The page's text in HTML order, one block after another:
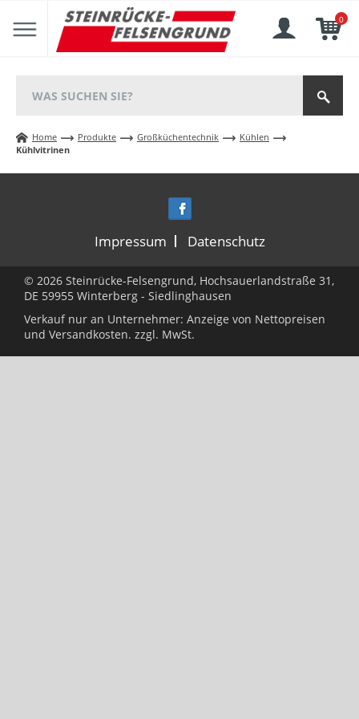
0
Home Produkte Großküchentechnik
Kühlen
Kühlvitrinen
Impressum Datenschutz
© 2026 Steinrücke-Felsengrund, Hochsauerlandstraße 31,
DE 59955 Winterberg - Siedlinghausen
Verkauf nur an Unternehmer: Anzeige von Nettopreisen
und Versandkosten. zzgl. MwSt.